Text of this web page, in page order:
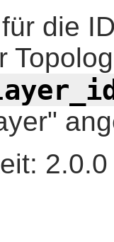
die
2.0.0